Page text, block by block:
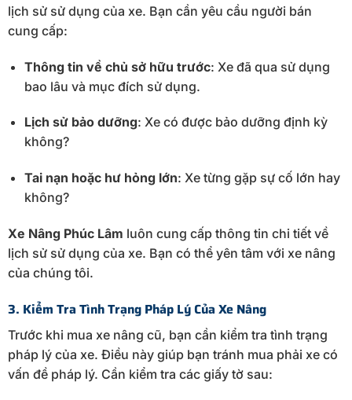
lịch sử sử dụng của xe. Bạn cần yêu cầu người bán
cung cấp:
Thông tin về chủ sở hữu trước: Xe đã qua sử dụng
bao lâu và mục đích sử dụng.
Lịch sử bảo dưỡng: Xe có được bảo dưỡng định kỳ
không?
Tai nạn hoặc hư hỏng lớn: Xe từng gặp sự cố lớn hay
không?
Xe Nâng Phúc Lâm luôn cung cấp thông tin chi tiết về
lịch sử sử dụng của xe. Bạn có thể yên tâm với xe nâng
của chúng tôi.
3. Kiểm Tra Tình Trạng Pháp Lý Của Xe Nâng
Trước khi mua xe nâng cũ, bạn cần kiểm tra tình trạng
pháp lý của xe. Điều này giúp bạn tránh mua phải xe có
vấn đề pháp lý. Cần kiểm tra các giấy tờ sau: